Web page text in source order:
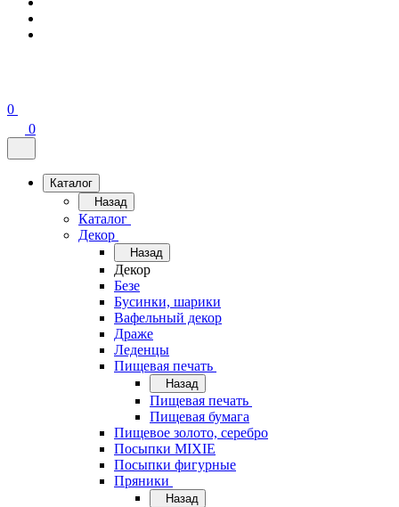
0
0
Каталог
Назад
Каталог
Декор
Назад
Декор
Безе
Бусинки, шарики
Вафельный декор
Драже
Леденцы
Пищевая печать
Назад
Пищевая печать
Пищевая бумага
Пищевое золото, серебро
Посыпки MIXIE
Посыпки фигурные
Пряники
Назад